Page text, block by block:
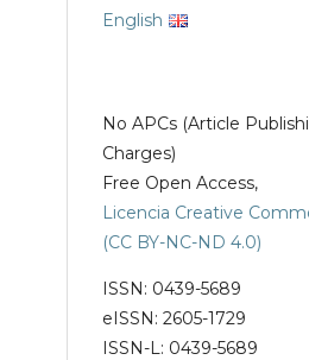
English
No APCs (Article
Charges)
Free Open Access,
Licencia Creative
(CC BY-NC-ND 4.0)
ISSN: 0439-5689
eISSN: 2605-1729
ISSN-L: 0439-5689